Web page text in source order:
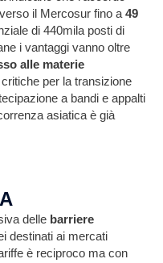
il Mercosur fino a 49
di 440mila posti di
i vantaggi vanno oltre
alle materie
per la transizione
a bandi e appalti
asiatica è già
delle barriere
destinati ai mercati
è reciproco ma con